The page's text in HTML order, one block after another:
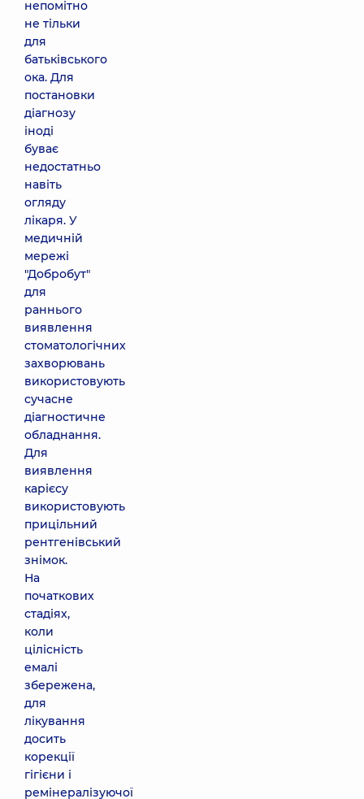
непомітно
не тільки
для
батьківського
ока. Для
постановки
діагнозу
іноді
буває
недостатньо
навіть
огляду
лікаря. У
медичній
мережі
"Добробут"
для
раннього
виявлення
стоматологічних
захворювань
використовують
сучасне
діагностичне
обладнання.
Для
виявлення
карієсу
використовують
прицільний
рентгенівський
знімок.
На
початкових
стадіях,
коли
цілісність
емалі
збережена,
для
лікування
досить
корекції
гігієни і
ремінералізуючої